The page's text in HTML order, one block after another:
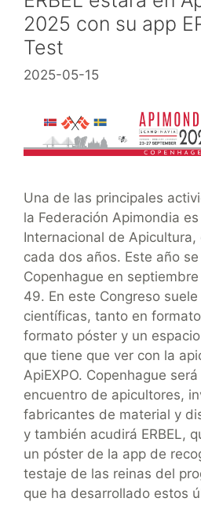
2025 con su app
Test
2025-05-15
Una de las principales
la Federación Apimondia
Internacional de Apicultura,
cada dos años. Este año
Copenhague en
49. En este Congreso
científicas, tanto en
formato póster y un
que tiene que ver con la
ApiEXPO. Copenhague
encuentro de apicultores,
fabricantes de material y
y también acudirá ERBEL,
un póster de la app de
testaje de las reinas del
que ha desarrollado estos